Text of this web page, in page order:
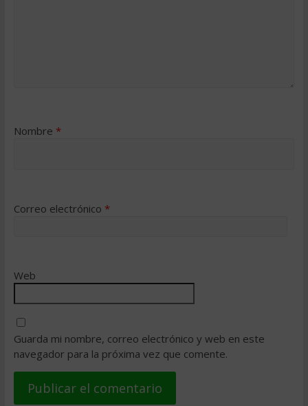
Nombre *
Correo electrónico *
Web
Guarda mi nombre, correo electrónico y web en este
navegador para la próxima vez que comente.